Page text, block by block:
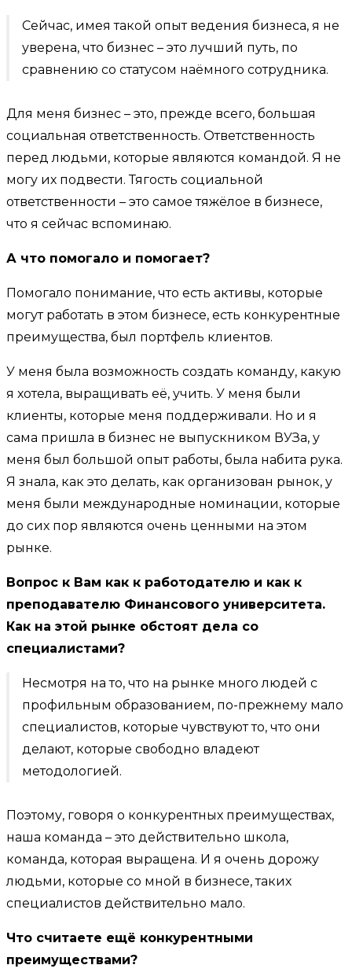
Сейчас, имея такой опыт ведения бизнеса, я не
уверена, что бизнес – это лучший путь, по
сравнению со статусом наёмного сотрудника.
Для меня бизнес – это, прежде всего, большая
социальная ответственность. Ответственность
перед людьми, которые являются командой. Я не
могу их подвести. Тягость социальной
ответственности – это самое тяжёлое в бизнесе,
что я сейчас вспоминаю.
А что помогало и помогает?
Помогало понимание, что есть активы, которые
могут работать в этом бизнесе, есть конкурентные
преимущества, был портфель клиентов.
У меня была возможность создать команду, какую
я хотела, выращивать её, учить. У меня были
клиенты, которые меня поддерживали. Но и я
сама пришла в бизнес не выпускником ВУЗа, у
меня был большой опыт работы, была набита рука.
Я знала, как это делать, как организован рынок, у
меня были международные номинации, которые
до сих пор являются очень ценными на этом
рынке.
Вопрос к Вам как к работодателю и как к
преподавателю Финансового университета.
Как на этой рынке обстоят дела со
специалистами?
Несмотря на то, что на рынке много людей с
профильным образованием, по-прежнему мало
специалистов, которые чувствуют то, что они
делают, которые свободно владеют
методологией.
Поэтому, говоря о конкурентных преимуществах,
наша команда – это действительно школа,
команда, которая выращена. И я очень дорожу
людьми, которые со мной в бизнесе, таких
специалистов действительно мало.
Что считаете ещё конкурентными
преимуществами?